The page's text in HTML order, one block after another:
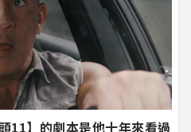
11】的劇本是他十年來看過